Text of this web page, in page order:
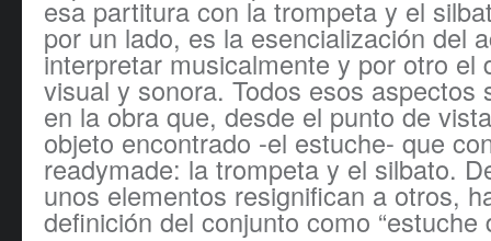
esa partitura con la trompeta y el
por un lado, es la esencialización del
interpretar musicalmente y por otro el
visual y sonora. Todos esos aspectos
en la obra que, desde el punto de
objeto encontrado -el estuche- que
readymade: la trompeta y el silbato.
unos elementos resignifican a otros,
definición del conjunto como “estuche